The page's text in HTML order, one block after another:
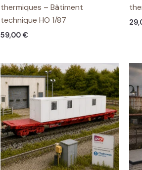
thermiques – Bâtiment
technique HO 1/87
59,00 €